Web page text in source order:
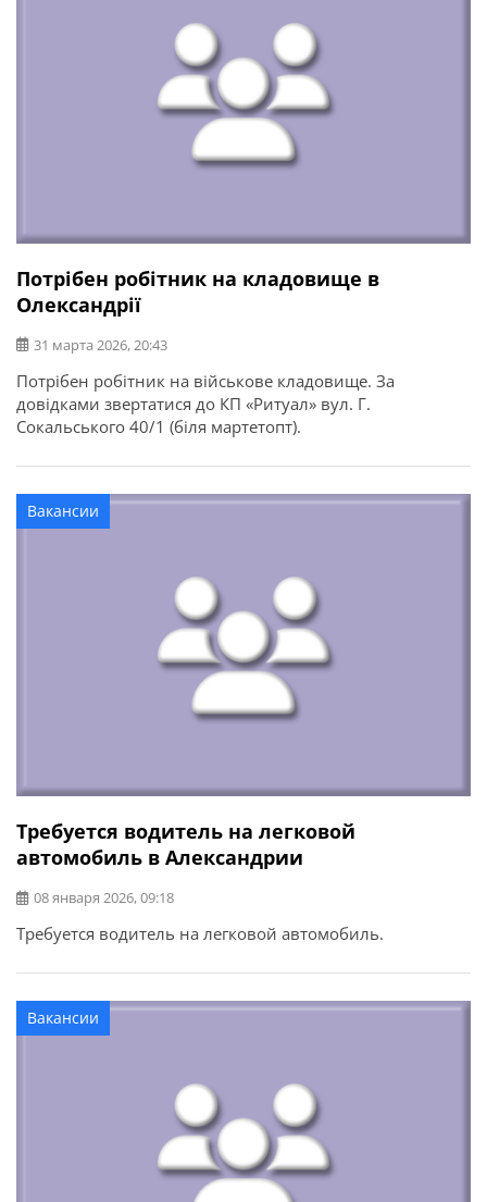
Потрібен робітник на кладовище в
Олександрії
31 марта 2026, 20:43
Потрібен робітник на військове кладовище. За
довідками звертатися до КП «Ритуал» вул. Г.
Сокальського 40/1 (біля мартетопт).
Вакансии
Требуется водитель на легковой
автомобиль в Александрии
08 января 2026, 09:18
Требуется водитель на легковой автомобиль.
Вакансии